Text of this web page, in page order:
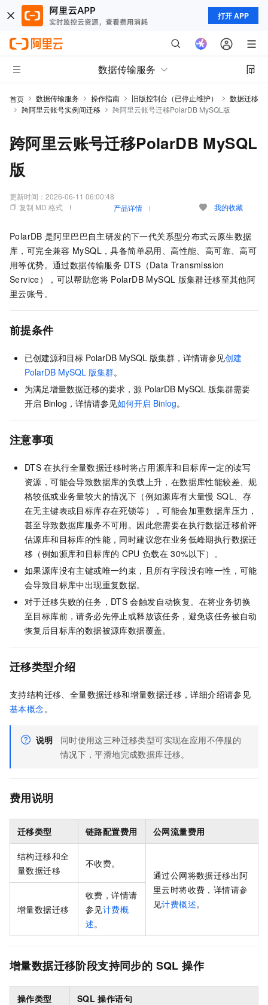
打开 APP
数据传输服务
首页 数据传输服务 操作指南 旧版控制台（已停止维护）
数据迁移
跨阿里云账号实例间迁移
跨阿里云账号迁移PolarDB MySQL版
跨阿里云账号迁移PolarDB MySQL
版
更新时间： 2026-06-11 06:00:48
复制 MD 格式
产品详情 我的收藏
PolarDB 是阿里巴巴自主研发的下一代关系型分布式云原生数据
库，可完全兼容 MySQL，具备简单易用、高性能、高可靠、高可
用等优势。通过数据传输服务 DTS（Data Transmission
Service），可以帮助您将 PolarDB MySQL 版集群迁移至其他阿
里云账号。
前提条件
已创建源和目标 PolarDB MySQL 版集群，详情请参见创建
PolarDB MySQL 版集群。
为满足增量数据迁移的要求，源 PolarDB MySQL 版集群需要
开启 Binlog，详情请参见如何开启 Binlog。
注意事项
DTS 在执行全量数据迁移时将占用源库和目标库一定的读写
资源，可能会导致数据库的负载上升，在数据库性能较差、规
格较低或业务量较大的情况下（例如源库有大量慢 SQL、存
在无主键表或目标库存在死锁等），可能会加重数据库压力，
甚至导致数据库服务不可用。因此您需要在执行数据迁移前评
估源库和目标库的性能，同时建议您在业务低峰期执行数据迁
移（例如源库和目标库的 CPU 负载在 30%以下）。
如果源库没有主键或唯一约束，且所有字段没有唯一性，可能
会导致目标库中出现重复数据。
对于迁移失败的任务，DTS 会触发自动恢复。在将业务切换
至目标库前，请务必先停止或释放该任务，避免该任务被自动
恢复后目标库的数据被源库数据覆盖。
迁移类型介绍
支持结构迁移、全量数据迁移和增量数据迁移，详细介绍请参见
基本概念。
说明
同时使用这三种迁移类型可实现在应用不停服的
情况下，平滑地完成数据库迁移。
费用说明
迁移类型 链路配置费用 公网流量费用
结构迁移和全
量数据迁移
不收费。
通过公网将数据迁移出阿
里云时将收费，详情请参
见计费概述。
增量数据迁移
收费，详情请
参见计费概
述。
增量数据迁移阶段支持同步的 SQL 操作
操作类型 SQL 操作语句